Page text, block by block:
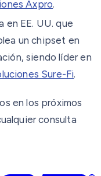
Axpro.
en EE. UU. que
un chipset en
siendo líder en
Sure-Fi.
en los próximos
consulta